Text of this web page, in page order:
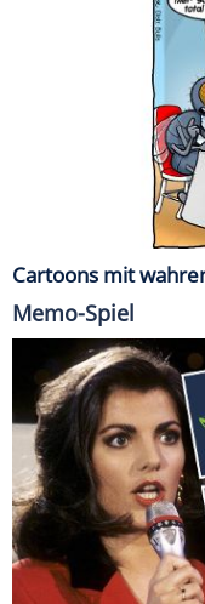
Cartoons mit
Memo-Spiel